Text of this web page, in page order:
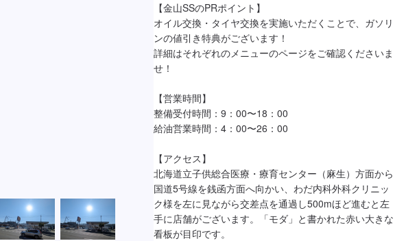
【金山SSのPRポイント】
オイル交換・タイヤ交換を実施いただくことで、ガソリ
ンの値引き特典がございます！
詳細はそれぞれのメニューのページをご確認くださいま
せ！
【営業時間】
整備受付時間：9：00〜18：00
給油営業時間：4：00〜26：00
【アクセス】
北海道立子供総合医療・療育センター（麻生）方面から
国道5号線を銭函方面へ向かい、わだ内科外科クリニッ
ク様を左に見ながら交差点を通過し500mほど進むと左
手に店舗がございます。「モダ」と書かれた赤い大きな
看板が目印です。